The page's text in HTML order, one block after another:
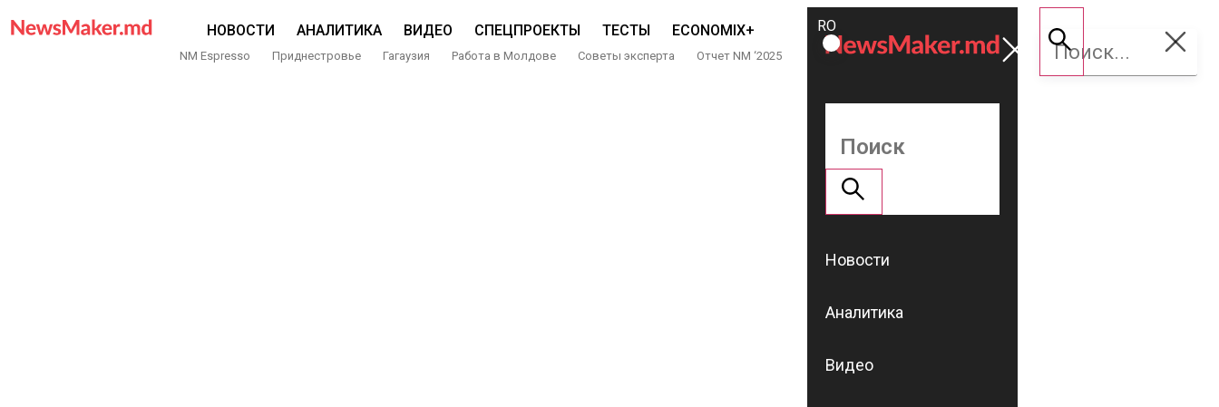
НОВОСТИ АНАЛИТИКА ВИДЕО СПЕЦПРОЕКТЫ ТЕСТЫ ECONOMIX+
NM Espresso Приднестровье Гагаузия Работа в Молдове Советы эксперта Отчет NM ‘2025
ROMÂNĂ
RU
Поддержать
NM
Новости
Аналитика
Видео